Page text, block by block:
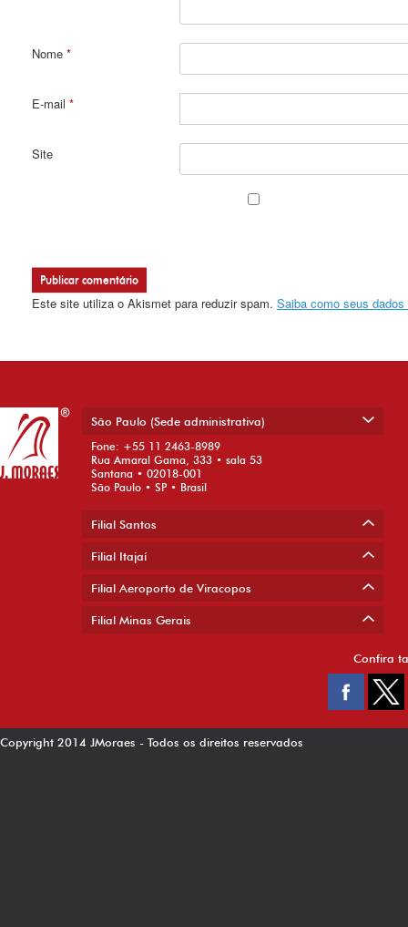
Nome *
E-mail *
Site
Este site utiliza o Akismet para reduzir spam. Saiba como seus
São Paulo (Sede administrativa)
Fone: +55 11 2463-8989
Rua Amaral Gama, 333 • sala 53
Santana • 02018-001
São Paulo • SP • Brasil
Filial Santos
Filial Itajaí
Filial Aeroporto de Viracopos
Filial Minas Gerais
Confira
Copyright 2014 JMoraes - Todos os direitos reservados